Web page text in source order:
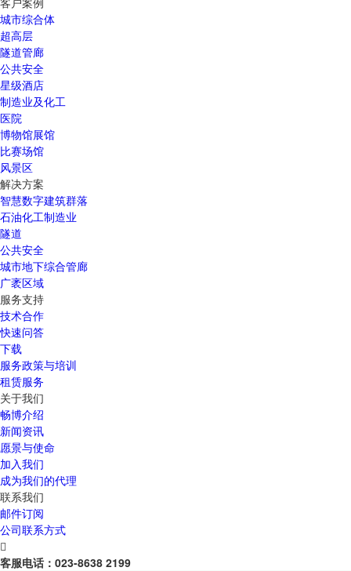
城市综合体
超高层
隧道管廊
公共安全
星级酒店
制造业及化工
医院
博物馆展馆
比赛场馆
风景区
解决方案
智慧数字建筑群落
石油化工制造业
隧道
公共安全
城市地下综合管廊
广袤区域
服务支持
技术合作
快速问答
下载
服务政策与培训
租赁服务
关于我们
畅博介绍
新闻资讯
愿景与使命
加入我们
成为我们的代理
联系我们
邮件订阅
公司联系方式

客服电话： 023-8638 2199